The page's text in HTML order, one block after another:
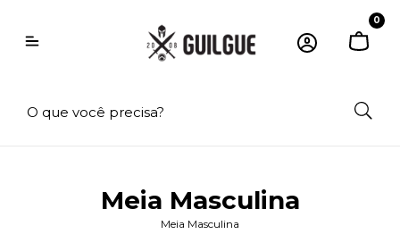
0
Meia Masculina
Meia Masculina